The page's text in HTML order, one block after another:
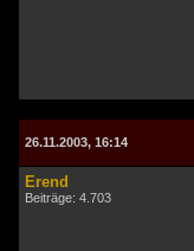
26.11.2003, 16:14
Erend
Beiträge: 4.703